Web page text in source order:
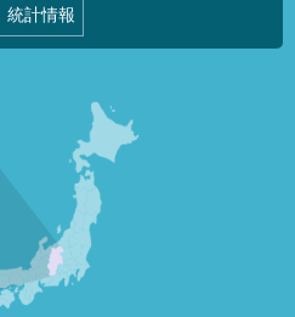
統計情報